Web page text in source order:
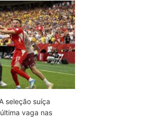
seleção suíça
vaga nas